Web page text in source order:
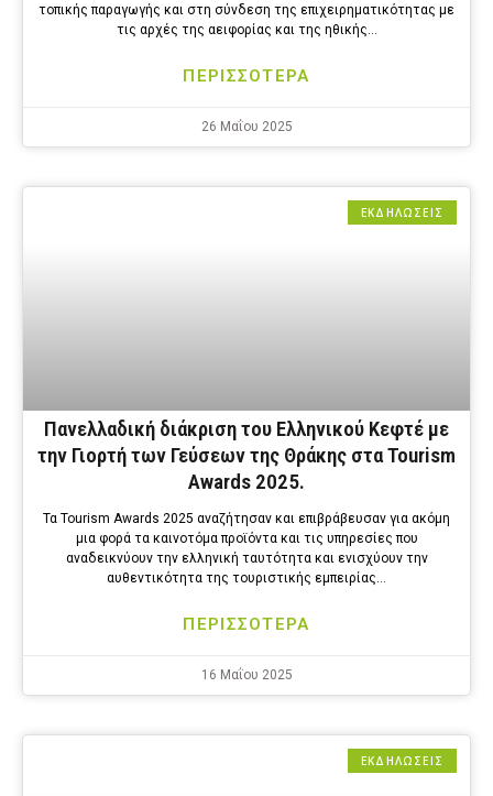
τοπικής παραγωγής και στη σύνδεση της επιχειρηματικότητας με
τις αρχές της αειφορίας και της ηθικής…
ΠΕΡΙΣΣΟΤΕΡΑ
26 Μαΐου 2025
ΕΚΔΗΛΩΣΕΙΣ
Πανελλαδική διάκριση του Ελληνικού Κεφτέ με
την Γιορτή των Γεύσεων της Θράκης στα Tourism
Awards 2025.
Τα Tourism Awards 2025 αναζήτησαν και επιβράβευσαν για ακόμη
μια φορά τα καινοτόμα προϊόντα και τις υπηρεσίες που
αναδεικνύουν την ελληνική ταυτότητα και ενισχύουν την
αυθεντικότητα της τουριστικής εμπειρίας…
ΠΕΡΙΣΣΟΤΕΡΑ
16 Μαΐου 2025
ΕΚΔΗΛΩΣΕΙΣ